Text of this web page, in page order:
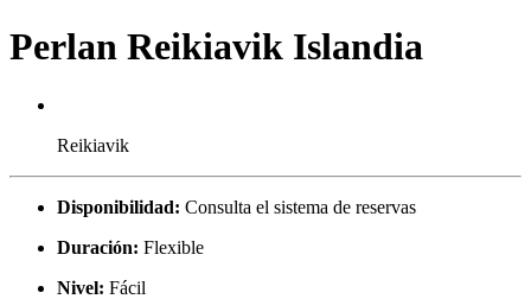
Perlan Reikiavik Islandia
Reikiavik
Disponibilidad: Consulta el sistema de reservas
Duración: Flexible
Nivel: Fácil